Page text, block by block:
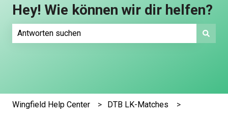
Hey! Wie können wir dir helfen?
Wingfield Help Center DTB LK-Matches